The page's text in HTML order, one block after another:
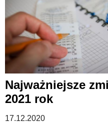
Najważniejsze
2021 rok
17.12.2020